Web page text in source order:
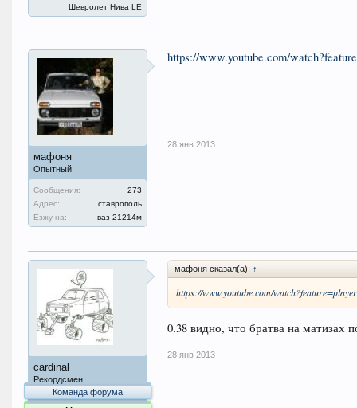
Шевролет Нива LE
мафоня
Опытный
Сообщения:
273
Адрес:
ставрополь
Езжу на:
ваз 21214м
https://www.youtube.com/
28 янв 2013
cardinal
Рекордсмен
Команда форума
мафоня сказал(а): ↑
https://www.youtube.com/
0.38 видно, что братва на матизах
28 янв 2013